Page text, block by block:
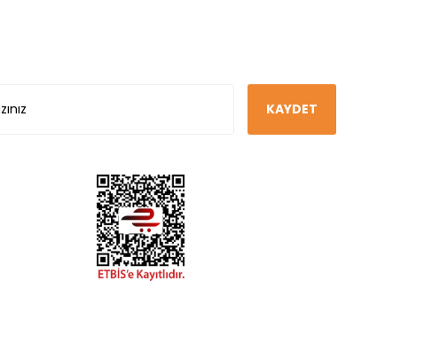
KAYDET